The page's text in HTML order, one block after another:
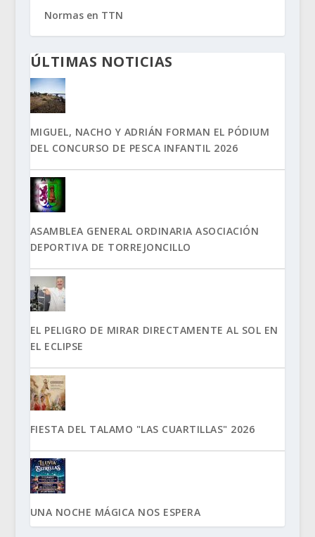
Normas en TTN
ÚLTIMAS NOTICIAS
MIGUEL, NACHO Y ADRIÁN FORMAN EL PÓDIUM
DEL CONCURSO DE PESCA INFANTIL 2026
ASAMBLEA GENERAL ORDINARIA ASOCIACIÓN
DEPORTIVA DE TORREJONCILLO
EL PELIGRO DE MIRAR DIRECTAMENTE AL SOL EN
EL ECLIPSE
FIESTA DEL TALAMO "LAS CUARTILLAS" 2026
UNA NOCHE MÁGICA NOS ESPERA